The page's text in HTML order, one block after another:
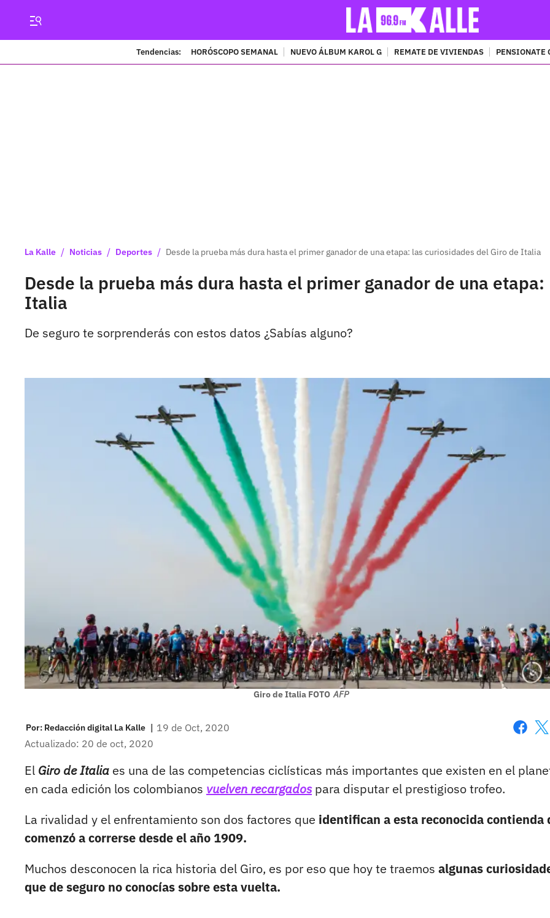
Tendencias: HORÓSCOPO SEMANAL NUEVO ÁLBUM KAROL G REMATE DE VIVIENDAS PENSIONATE
La Kalle / Noticias / Deportes / Desde la prueba más dura hasta el primer ganador de una etapa: las curiosidades del Giro de Italia
Desde la prueba más dura hasta el primer ganador de una
Italia
De seguro te sorprenderás con estos datos ¿Sabías alguno?
Giro de Italia FOTO AFP
Por: Redacción digital La Kalle | 19 de Oct, 2020
Actualizado: 20 de oct, 2020
El Giro de Italia es una de las competencias ciclísticas más importantes que existen en el
en cada edición los colombianos vuelven recargados para disputar el prestigioso trofeo.
La rivalidad y el enfrentamiento son dos factores que identifican a esta reconocida contienda
comenzó a correrse desde el año 1909.
Muchos desconocen la rica historia del Giro, es por eso que hoy te traemos algunas
que de seguro no conocías sobre esta vuelta.